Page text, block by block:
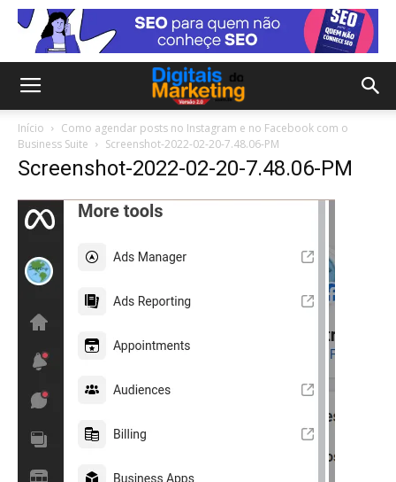
Início
Como agendar posts no Instagram e no Facebook com o
Business Suite
Screenshot-2022-02-20-7.48.06-PM
Screenshot-2022-02-20-7.48.06-PM